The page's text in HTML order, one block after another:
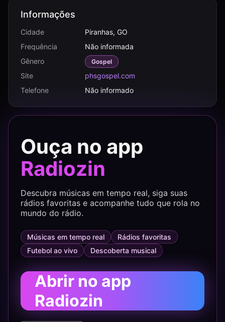
Informações
Cidade
Piranhas, GO
Frequência
Não informada
Gênero
Gospel
Site
phsgospel.com
Telefone
Não informado
Ouça no app
Radiozin
Descubra músicas em tempo real, siga suas
rádios favoritas e acompanhe tudo que rola no
mundo do rádio.
Músicas em tempo real
Rádios favoritas
Futebol ao vivo
Descoberta musical
Abrir no app
Radiozin